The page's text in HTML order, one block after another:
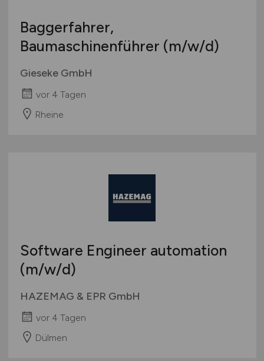
Baggerfahrer,
Baumaschinenführer (m/w/d)
Gieseke GmbH
vor 4 Tagen
Rheine
Software Engineer automation
(m/w/d)
HAZEMAG & EPR GmbH
vor 4 Tagen
Dülmen